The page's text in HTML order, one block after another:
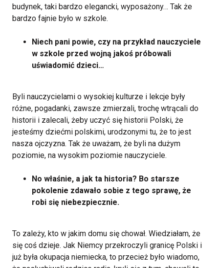
budynek, taki bardzo elegancki, wyposażony… Tak że
bardzo fajnie było w szkole.
Niech pani powie, czy na przykład nauczyciele
w szkole przed wojną jakoś próbowali
uświadomić dzieci…
Byli nauczycielami o wysokiej kulturze i lekcje były
różne, pogadanki, zawsze zmierzali, trochę wtrącali do
historii i zalecali, żeby uczyć się historii Polski, że
jesteśmy dziećmi polskimi, urodzonymi tu, że to jest
nasza ojczyzna. Tak że uważam, że byli na dużym
poziomie, na wysokim poziomie nauczyciele.
No właśnie, a jak ta historia? Bo starsze
pokolenie zdawało sobie z tego sprawę, że
robi się niebezpiecznie.
To zależy, kto w jakim domu się chował. Wiedziałam, że
się coś dzieje. Jak Niemcy przekroczyli granicę Polski i
już była okupacja niemiecka, to przecież było wiadomo,